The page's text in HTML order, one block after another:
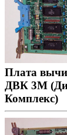
Плата
ДВК 3М
Комплекс)